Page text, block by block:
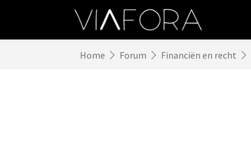
Home Forum Financiën en recht